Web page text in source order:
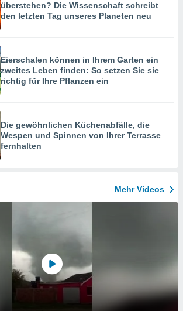
überstehen? Die Wissenschaft schreibt
den letzten Tag unseres Planeten neu
Eierschalen können in Ihrem Garten ein
zweites Leben finden: So setzen Sie sie
richtig für Ihre Pflanzen ein
Die gewöhnlichen Küchenabfälle, die
Wespen und Spinnen von Ihrer Terrasse
fernhalten
Mehr Videos